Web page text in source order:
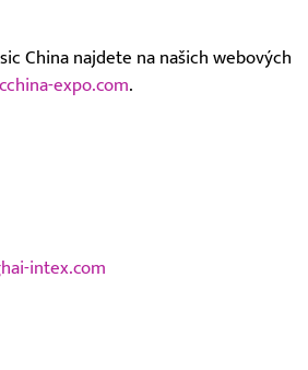
China najdete na našich webových
expo.com.
intex.com